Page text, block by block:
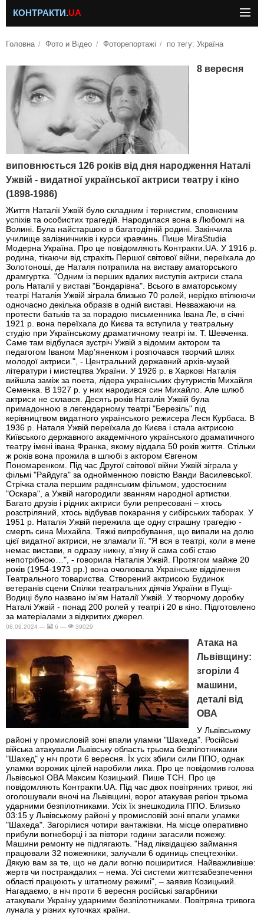
КОНТРАКТИ.UA
Головна Фото и Відео Фоторепортажі по тегу: Україна
8 вересня
виповнюється 126 років від дня народження Наталі
Ужвій - видатної української актриси театру і кіно
(1898-1986)
Життя Наталії Ужвій було складним і тернистим, сповненим
успіхів та особистих трагедій. Народилася вона в Любомлі на
Волині. Була найстаршою в багатодітній родині. Закінчила
училище залізничників і курси кравчинь. Пише MiraStudia
Модерна Україна. Про це повідомляють Контракти.UA. У 1916 р.
родина, тікаючи від страхіть Першої світової війни, переїхала до
Золотоноші, де Наталя потрапила на виставу аматорського
драмгуртка. "Одним із перших вдалих виступів актриси стала
роль Наталії у виставі "Бондарівна". Всього в аматорському
театрі Наталія Ужвій зіграла близько 70 ролей, нерідко втілюючи
одночасно декілька образів в одній виставі. Незважаючи на
протести батьків та за порадою письменника Івана Ле, в січні
1921 р. вона переїхала до Києва та вступила у театральну
студію при Українському драматичному театрі ім. Т. Шевченка.
Саме там відбулася зустріч Ужвій з відомим актором та
педагогом Іваном Мар’яненком і розпочався творчий шлях
молодої актриси.", - Центральний державний архів-музей
літератури і мистецтва України. У 1926 р. в Харкові Наталія
вийшла заміж за поета, лідера українських футуристів Михайля
Семенка. В 1927 р. у них народився син Михайло. Але шлюб
актриси не склався. Десять років Наталія Ужвій була
примадонною в легендарному театрі "Березіль" під
керівництвом видатного українського режисера Леся Курбаса. В
1936 р. Наталя Ужвій переїхала до Києва і стала актрисою
Київського державного академічного українського драматичного
театру імені івана Франка, якому віддала 50 років життя. Стільки
ж років вона прожила в шлюбі з актором Євгеном
Пономаренком. Під час Другої світової війни Ужвій зіграла у
фільмі "Райдуга" за однойменною повістю Ванди Василевської.
Стрічка стала першим радянським фільмом, удостоєним
"Оскара", а Ужвій нагородили званням народної артистки.
Багато друзів і рідних актриси були репресовані – хтось
розстріляний, хтось відбував покарання у сибірських таборах. У
1951 р. Наталія Ужвій пережила ще одну страшну трагедію -
смерть сина Михайла. Тяжкі випробування, що випали на долю
цієї видатної актриси, не зламали її. "Я вся в театрі, коли в мене
немає вистави, я одразу никну, в’яну й сама собі стаю
непотрібною…", - говорила Наталія Ужвій. Протягом майже 20
років (1954-1973 рр.) вона очолювала Українське відділення
Театрального товариства. Створений актрисою Будинок
ветеранів сцени Спілки театральних діячів України в Пущі-
Водиці було названо ім’ям Наталії Ужвій. У творчому доробку
Наталі Ужвій - понад 200 ролей у театрі і 20 в кіно. Підготовлено
за матеріалами з відкритих джерел.
08.09.2024 — 6 — 39029
Атака на
Львівщину:
згоріли 4
машини,
деталі від
ОВА
У Львівському
районі у промисловій зоні впали уламки "Шахеда". Російські
війська атакували Львівську область трьома безпілотниками
"Шахед" у ніч проти 6 вересня. Їх усіх збили сили ППО, однак
уламки ворожих цілей наробили лиха. Про це повідомив голова
Львівської ОВА Максим Козицький. Пише ТСН. Про це
повідомляють Контракти.UA. Під час двох повітряних тривог, які
оголошували вночі на Львівщині, ворог атакував регіон трьома
ударними безпілотниками. Усіх їх знешкодила ППО. Близько
03:15 у Львівському районі у промисловій зоні впали уламки
"Шахеда". Загорілися чотири вантажівки. На місце оперативно
прибули вогнеборці і за півтори години загасили пожежу.
Машини ремонту не підлягають. "Над ліквідацією займання
працювали 32 пожежники, залучали 6 одиниць спецтехніки.
Дякую вам за те, що не дали вогню поширитися. Найважливіше:
жертв чи постраждалих – нема. Усі системи життєзабезпечення
області працюють у штатному режимі", – заявив Козицький.
Нагадаємо, в ніч проти 6 вересня російські загарбники
атакували Україну ударними безпілотниками. Повітряна тривога
лунала у різних куточках країни.